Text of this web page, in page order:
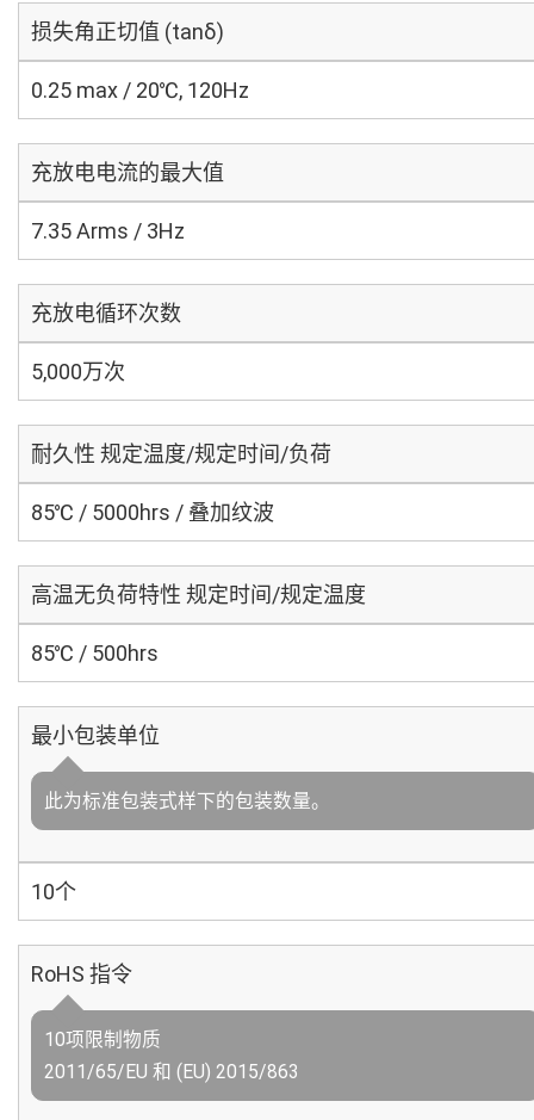
损失角正切值 (tanδ)
0.25 max / 20℃, 120Hz
充放电电流的最大值
7.35 Arms / 3Hz
充放电循环次数
5,000万次
耐久性 规定温度/规定时间/负荷
85℃ / 5000hrs / 叠加纹波
高温无负荷特性 规定时间/规定温度
85℃ / 500hrs
最小包装单位
此为标准包装式样下的包装数量。
10个
RoHS 指令
10项限制物质
2011/65/EU 和 (EU) 2015/863